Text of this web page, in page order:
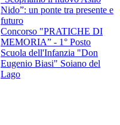
Nido”: un ponte tra presente e
futuro
Concorso "PRATICHE DI
MEMORIA” - 1° Posto
Scuola dell'Infanzia "Don
Eugenio Biasi" Soiano del
Lago